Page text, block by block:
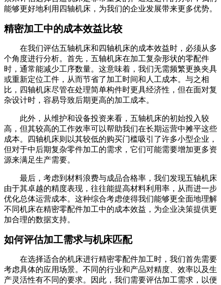
能够更好地利用四轴机床，为我们的企业发展带来更多优势。
精密加工中的成本效益比较
在我们评估五轴机床和四轴机床的成本效益时，必须从多
个角度进行分析。首先，五轴机床在加工复杂形状的零配件
时，通常能减少工序数量。这意味着，我们无需频繁更换夹具
或重新定位工件，从而节省了加工时间和人工成本。与之相
比，四轴机床尽管在处理简单构件时更具经济性，但在面对复
杂设计时，容易导致后期更高的加工成本。
此外，从维护和设备投资来看，五轴机床的初始投入较
高，但其较高的工作效率可以帮助我们在长期运营中摊平这些
成本。四轴机床则以其较低的购买门槛吸引了许多小型企业，
但对于中后期复杂零件加工的需求，它们可能需要增加更多资
源来满足生产需要。
最后，考虑到材料浪费与成品合格率，我们发现五轴机床
由于其卓越的精度表现，往往能提高材料利用率，从而进一步
优化总体运营成本。这种综合考虑使得我们能够更全面地理解
不同机床在精密零配件加工中的成本效益，为企业决策提供更
加合理的数据支持。
如何评估加工需求与机床匹配
在选择适合的机床进行精密零配件加工时，我们首先需要
考虑具体的应用场景。不同的行业和产品对精度、效率以及生
产灵活性有不同的要求。因此，我们需要评估加工需求，以便